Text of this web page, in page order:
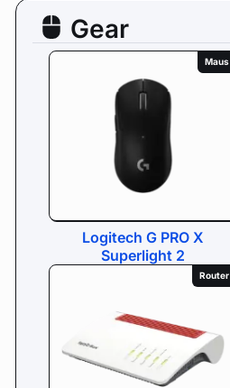
Gear
Maus
Logitech G PRO X
Superlight 2
Router